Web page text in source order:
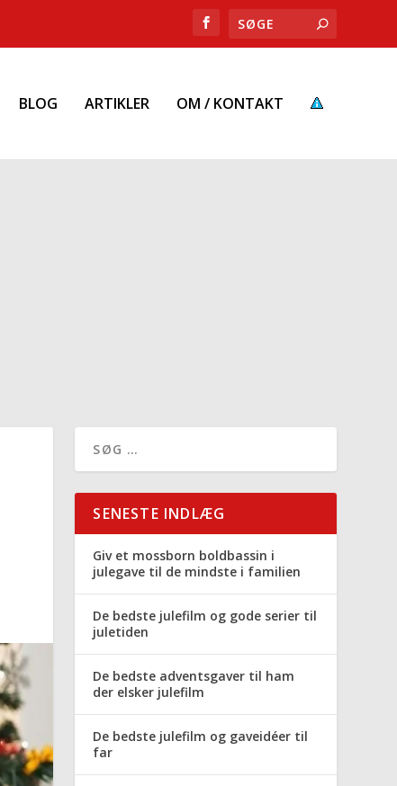
BLOG ARTIKLER OM / KONTAKT
SENESTE INDLÆG
Giv et mossborn boldbassin i
julegave til de mindste i familien
De bedste julefilm og gode serier til
juletiden
De bedste adventsgaver til ham
der elsker julefilm
De bedste julefilm og gaveidéer til
far